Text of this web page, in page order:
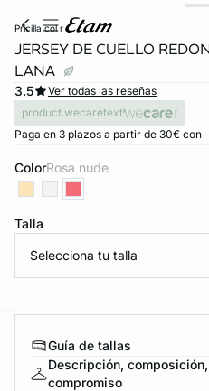
pricilla col r
JERSEY DE CUELLO
LANA
3.5
Ver todas las reseñas
product.wecaretext
Paga en 3 plazos a partir de 30€ con
Color rosa nude
Talla
Selecciona tu talla
Guía de tallas
Descripción,
compromiso